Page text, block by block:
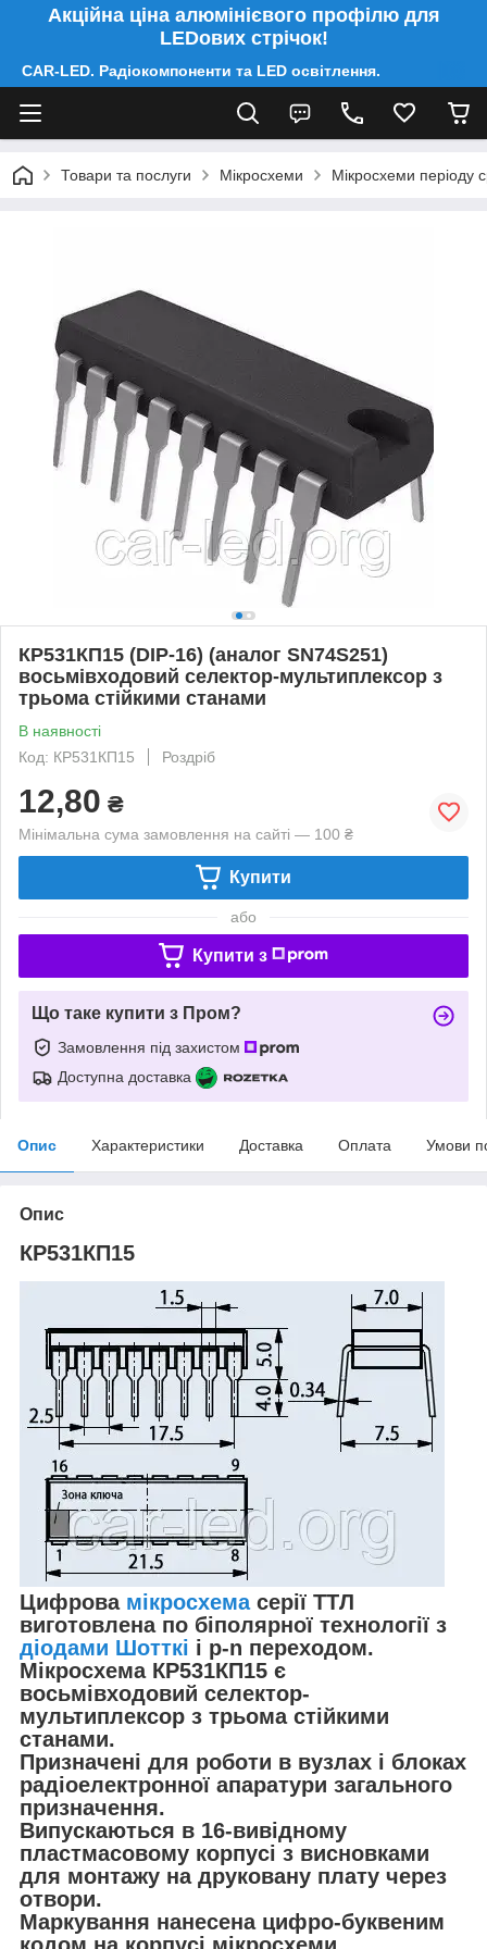
Акційна ціна алюмінієвого профілю для
LEDових стрічок!
CAR-LED. Радіокомпоненти та LED освітлення.
Товари та послуги Мікросхеми Мікросхеми періоду
КР531КП15 (DIP-16) (аналог SN74S251)
восьмівходовий селектор-мультиплексор з
трьома стійкими станами
В наявності
Код: КР531КП15
Роздріб
12,80 ₴
Мінімальна сума замовлення на сайті — 100 ₴
Купити
або
Купити з
Що таке купити з Пром?
Замовлення під захистом
Доступна доставка
Опис Характеристики Доставка Оплата Умови
Опис
КР531КП15
Цифрова мікросхемасерії ТТЛ
виготовлена ​​по біполярної технології з
діодами Шотткі і p-n переходом.
Мікросхема КР531КП15 є
восьмівходовий селектор-
мультиплексор з трьома стійкими
станами.
Призначені для роботи в вузлах і блоках
радіоелектронної апаратури загального
призначення.
Випускаються в 16-вивідному
пластмасовому корпусі з висновками
для монтажу на друковану плату через
отвори.
Маркування нанесена цифро-буквеним